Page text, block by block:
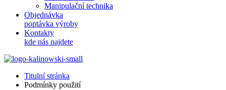
Manipulační technika
Objednávka
poptávka výroby
Kontakty
kde nás najdete
Titulní stránka
Podmínky použití